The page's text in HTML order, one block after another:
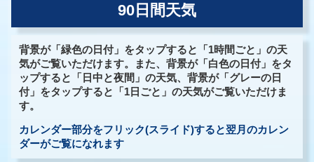
90日間天気
背景が「緑色の日付」をタップすると「1時間ごと」の天
気がご覧いただけます。また、背景が「白色の日付」をタ
ップすると「日中と夜間」の天気、背景が「グレーの日
付」をタップすると「1日ごと」の天気がご覧いただけま
す。
カレンダー部分をフリック(スライド)すると翌月のカレン
ダーがご覧になれます